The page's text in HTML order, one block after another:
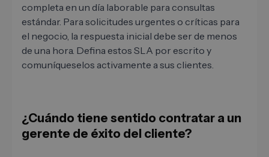
completa en un día laborable para consultas
estándar. Para solicitudes urgentes o críticas para
el negocio, la respuesta inicial debe ser de menos
de una hora. Defina estos SLA por escrito y
comuníqueselos activamente a sus clientes.
¿Cuándo tiene sentido contratar a un
gerente de éxito del cliente?